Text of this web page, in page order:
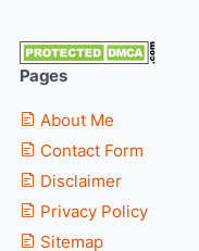
Pages
About Me
Contact Form
Disclaimer
Privacy Policy
Sitemap